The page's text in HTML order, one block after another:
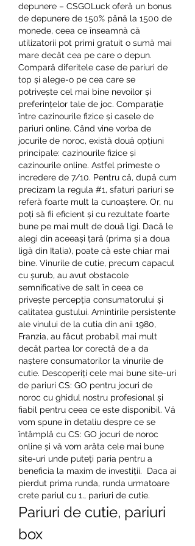
depunere – CSGOLuck oferă un bonus
de depunere de 150% până la 1500 de
monede, ceea ce înseamnă că
utilizatorii pot primi gratuit o sumă mai
mare decât cea pe care o depun.
Compară diferitele case de pariuri de
top și alege-o pe cea care se
potrivește cel mai bine nevoilor și
preferințelor tale de joc. Comparație
între cazinourile fizice și casele de
pariuri online. Când vine vorba de
jocurile de noroc, există două opțiuni
principale: cazinourile fizice și
cazinourile online. Astfel primeste o
incredere de 7/10. Pentru că, după cum
precizam la regula #1, sfaturi pariuri se
referă foarte mult la cunoaștere. Or, nu
poți să fii eficient și cu rezultate foarte
bune pe mai mult de două ligi. Dacă le
alegi din aceeași țară (prima și a doua
ligă din Italia), poate că este chiar mai
bine. Vinurile de cutie, precum capacul
cu șurub, au avut obstacole
semnificative de salt în ceea ce
privește percepția consumatorului și
calitatea gustului. Amintirile persistente
ale vinului de la cutia din anii 1980,
Franzia, au făcut probabil mai mult
decât partea lor corectă de a da
naștere consumatorilor la vinurile de
cutie. Descoperiți cele mai bune site-uri
de pariuri CS: GO pentru jocuri de
noroc cu ghidul nostru profesional și
fiabil pentru ceea ce este disponibil. Vă
vom spune în detaliu despre ce se
întâmplă cu CS: GO jocuri de noroc
online și vă vom arăta cele mai bune
site-uri unde puteți paria pentru a
beneficia la maxim de investiții.  Daca ai
pierdut prima runda, runda urmatoare
crete pariul cu 1., pariuri de cutie.
Pariuri de cutie, pariuri
box